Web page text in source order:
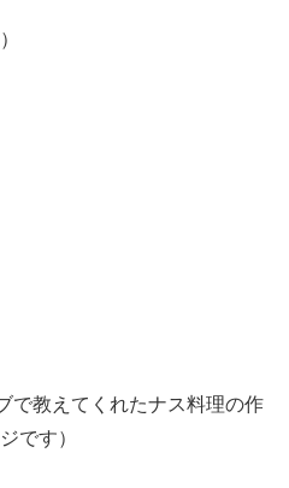
で教えてくれたナス料理の作
です）